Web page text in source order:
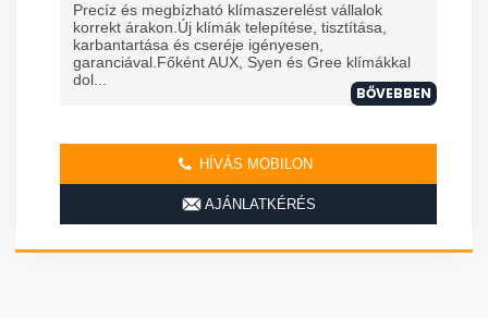
Precíz és megbízható klímaszerelést vállalok
korrekt árakon.Új klímák telepítése, tisztítása,
karbantartása és cseréje igényesen,
garanciával.Főként AUX, Syen és Gree klímákkal
dol...
BŐVEBBEN
HÍVÁS MOBILON
AJÁNLATKÉRÉS